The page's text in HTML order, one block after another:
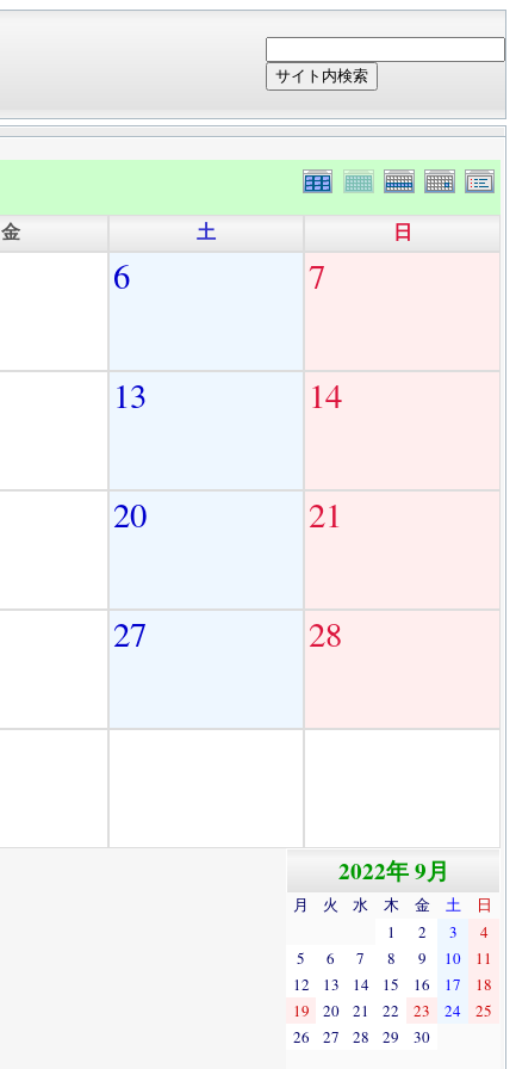
サイト内検索
金 土 日
6 7
13 14
20 21
27 28
2022年 9月
月 火 水 木 金 土
日
1
2 3
4
5
6 7 8 9 10
11
12
13 14 15 16 17
18
19
20 21 22 23 24
25
26
27 28 29 30